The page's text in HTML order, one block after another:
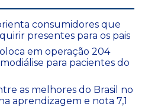
consumidores que
presentes para os pais
em operação 204
para pacientes do
as melhores do Brasil no
aprendizagem e nota 7,1